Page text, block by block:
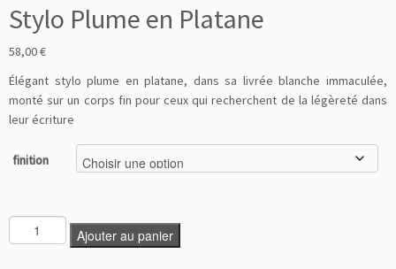
Stylo Plume en Platane
58,00€
Élégant stylo plume en platane, dans sa livrée blanche immaculée,
monté sur un corps fin pour ceux qui recherchent de la légèreté dans
leur écriture
finition
Ajouter au panier